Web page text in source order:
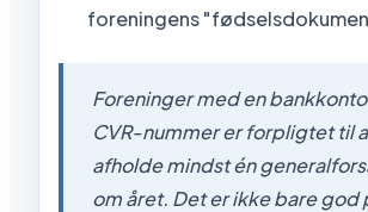
foreningens
Foreninger med en
CVR-nummer er forpligtet til
afholde mindst én
om året. Det er ikke bare god